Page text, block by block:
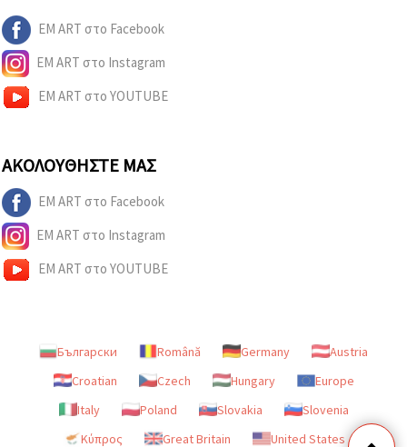
EM ART στο Facebook
EM ART στο Instagram
EM ART στο YOUTUBE
ΑΚΟΛΟΥΘΉΣΤΕ ΜΑΣ
EM ART στο Facebook
EM ART στο Instagram
EM ART στο YOUTUBE
Български Română Germany
Austria
Croatian
Czech Hungary
Europe
Italy
Poland Slovakia
Slovenia
Κύπρος
Great Britain United States